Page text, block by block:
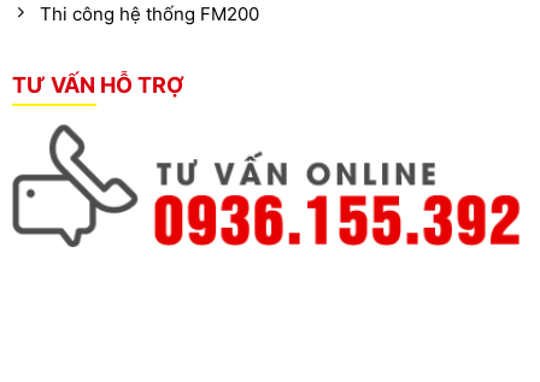
Thi công hệ thống FM200
TƯ VẤN HỖ TRỢ